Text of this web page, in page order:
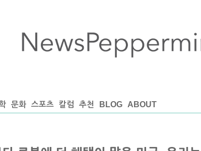
문화 스포츠 칼럼 추천 BLOG ABOUT